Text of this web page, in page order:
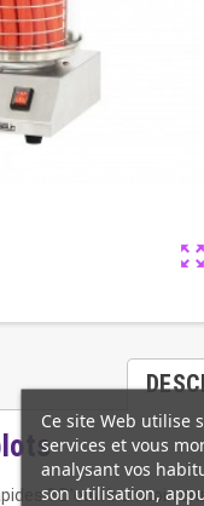
zoom_out_map
? D'ouvrir un coin
Ce site Web utilise
services et vous
analysant vos
son utilisation,